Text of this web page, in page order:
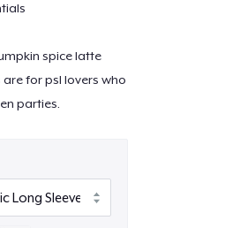
spice latte
for psl lovers who
parties.